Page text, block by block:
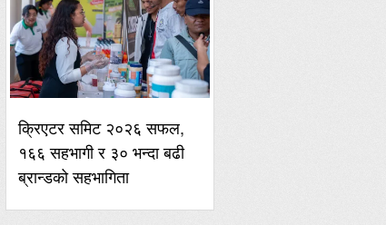
क्रिएटर समिट २०२६ सफल,
१६६ सहभागी र ३० भन्दा बढी
ब्रान्डको सहभागिता